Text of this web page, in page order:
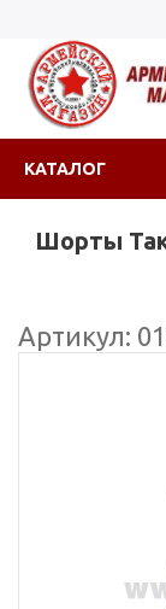
КАТАЛОГ
Шорты
Артикул: